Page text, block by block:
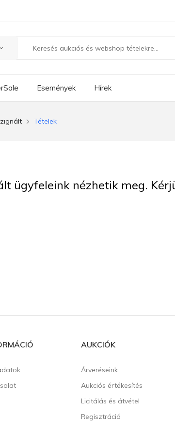
Események Hírek
Tételek
ügyfeleink nézhetik meg.
AUKCIÓK
Árveréseink
Aukciós értékesítés
Licitálás és átvétel
Regisztráció